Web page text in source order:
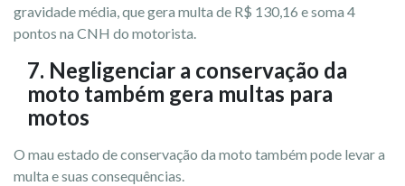
gravidade média, que gera multa de R$ 130,16 e soma 4
pontos na CNH do motorista.
7. Negligenciar a conservação da
moto também gera multas para
motos
O mau estado de conservação da moto também pode levar a
multa e suas consequências.